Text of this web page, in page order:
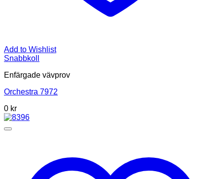
Add to Wishlist
Snabbkoll
Enfärgade vävprov
Orchestra 7972
0 kr